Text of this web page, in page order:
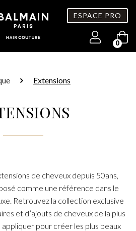
ESPACE PRO
0
Extensions
de cheveux depuis 50ans,
comme une référence dans le
Retrouvez la collection exclusive
et d’ajouts de cheveux de la plus
pour créer les plus beaux